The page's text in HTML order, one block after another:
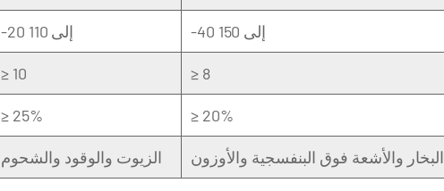
-20 إلى 110 -40 إلى 150
≥ 10 ≥ 8
≥ 25% ≥ 20%
الزيوت والوقود والشحوم البخار والأشعة فوق البنفسجية والأوزون